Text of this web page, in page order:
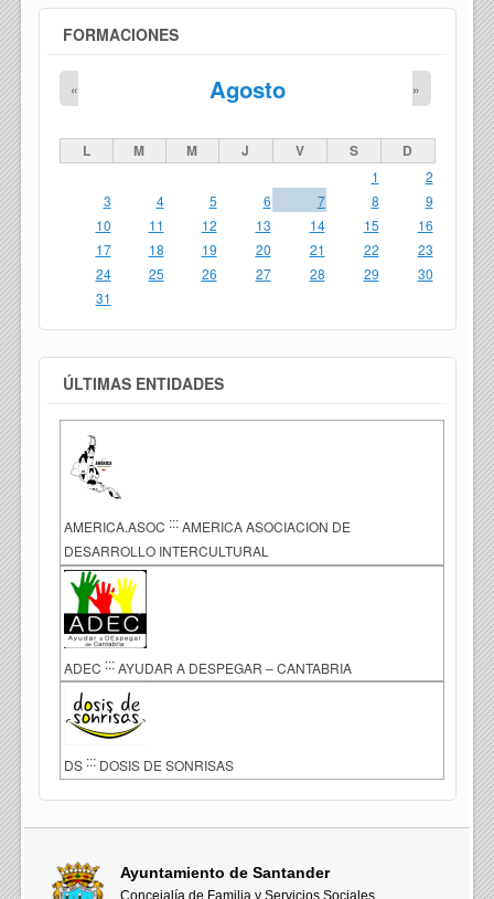
FORMACIONES
Agosto
« »
L M M J V S D
1
2
3
4 5 6 7 8
9
10
11 12 13 14 15
16
17
18 19 20 21 22
23
24
25 26 27 28 29
30
31
ÚLTIMAS ENTIDADES
AMERICA.ASOC ::: AMERICA ASOCIACION DE
DESARROLLO INTERCULTURAL
ADEC ::: AYUDAR A DESPEGAR – CANTABRIA
DS ::: DOSIS DE SONRISAS
Ayuntamiento de Santander
Concejalía de Familia y Servicios Sociales